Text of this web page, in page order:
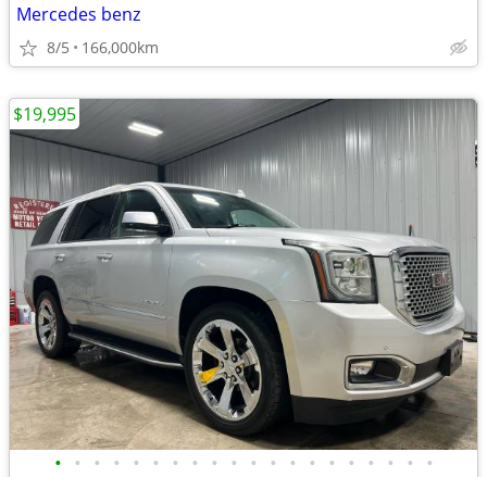
Mercedes benz
8/5 166,000km
• • • • • • • • • • • • • • • • • • • •
$19,995